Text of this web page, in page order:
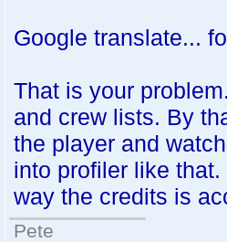
Google translate...
That is your
and crew lists. By
the player and
into profiler like
way the credits is
Pete